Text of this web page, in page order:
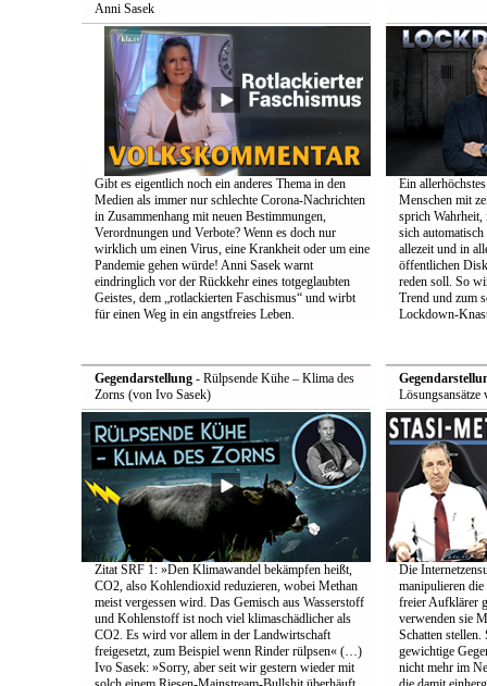
Anni Sasek
Gibt es eigentlich noch ein anderes Thema in den
Medien als immer nur schlechte Corona-Nachrichten
in Zusammenhang mit neuen Bestimmungen,
Verordnungen und Verbote? Wenn es doch nur
wirklich um einen Virus, eine Krankheit oder um eine
Pandemie gehen würde! Anni Sasek warnt
eindringlich vor der Rückkehr eines totgeglaubten
Geistes, dem „rotlackierten Faschismus“ und wirbt
für einen Weg in ein angstfreies Leben.
Ein
Menschen mit
sprich Wahrheit,
sich
allezeit und in
öffentlichen
reden soll. So
Trend und zum
Lockdown-
Gegendarstellung- Rülpsende Kühe – Klima des
Zorns (von Ivo Sasek)
Zitat SRF 1: »Den Klimawandel bekämpfen heißt,
CO2, also Kohlendioxid reduzieren, wobei Methan
meist vergessen wird. Das Gemisch aus Wasserstoff
und Kohlenstoff ist noch viel klimaschädlicher als
CO2. Es wird vor allem in der Landwirtschaft
freigesetzt, zum Beispiel wenn Rinder rülpsen« (…)
Ivo Sasek: »Sorry, aber seit wir gestern wieder mit
Lösungsansätze
Die
manipulieren die
freier Aufklärer
verwenden sie
Schatten
gewichtige
nicht mehr im